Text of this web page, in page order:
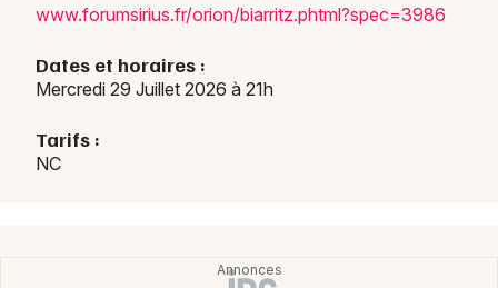
Choisir mes départements
Je m'abonne
www.forumsirius.fr/orion/biarritz.phtml?spec=3986
Dates et horaires :
Mercredi 29 Juillet 2026 à 21h
Tarifs :
NC